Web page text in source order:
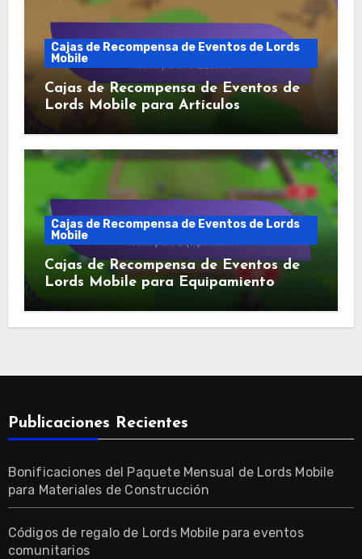
Cajas de Recompensa de Eventos de Lords
Mobile
Cajas de Recompensa de Eventos de
Lords Mobile para Artículos
Cajas de Recompensa de Eventos de Lords
Mobile
Cajas de Recompensa de Eventos de
Lords Mobile para Equipamiento
Publicaciones Recientes
Bonificaciones del Paquete Mensual de Lords Mobile
para Materiales de Construcción
Códigos de regalo de Lords Mobile para eventos
comunitarios